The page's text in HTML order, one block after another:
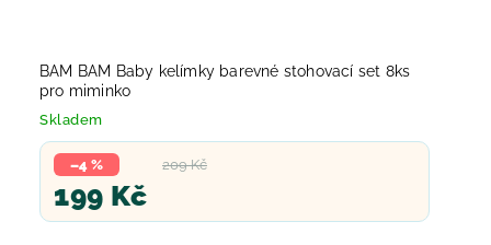
BAM BAM Baby kelímky barevné stohovací set 8ks
pro miminko
Skladem
209 Kč
–4 %
199 Kč